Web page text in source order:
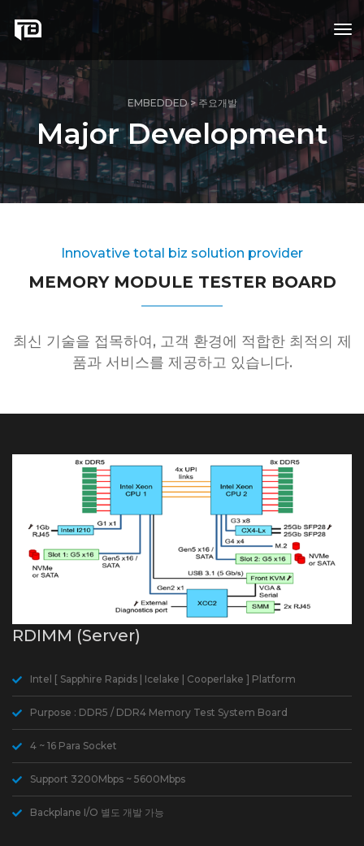
EMBEDDED > 주요개발
Major Development
Innovative total biz solution provider
MEMORY MODULE TESTER BOARD
최신 기술을 접목하여, 고객 환경에 적합한 최적의 제
품과 서비스를 제공하고 있습니다.
RDIMM (Server)
Intel [ Sapphire Rapids | Icelake | Cooperlake ] Platform
Purpose : DDR5 / DDR4 Memory Test System Board
4 ~ 16 Para Socket
Support 3200Mbps ~ 5600Mbps
Backplane I/O 별도 개발 가능